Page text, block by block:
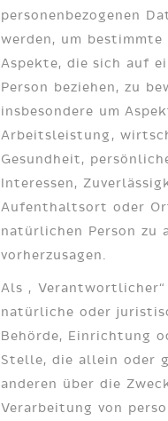
personenbezogenen
werden, um bestimmte
Aspekte, die sich auf
Person beziehen, zu
insbesondere um
Arbeitsleistung,
Gesundheit,
Interessen,
Aufenthaltsort oder
natürlichen Person zu
vorherzusagen.
Als
natürliche oder
Behörde, Einrichtung
Stelle, die allein oder
anderen über die
Verarbeitung von